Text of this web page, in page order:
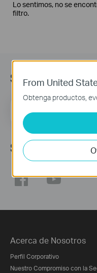
Lo sentimos, no se
filtro.
Suscripción
Síguenos
Acerca de Nosotros
Perfil Corporativo
Nuestro Compromiso con la
From United
Obtenga productos,